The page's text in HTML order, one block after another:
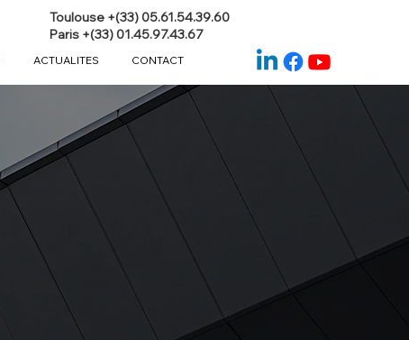
Toulouse +(33) 05.61.54.39.60
Paris +(33) 01.45.97.43.67
ACTUALITES CONTACT